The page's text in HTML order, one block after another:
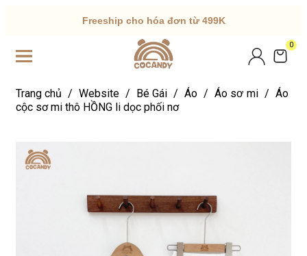
Freeship cho hóa đơn từ 499K
0
Trang chủ / Website / Bé Gái / Áo / Áo sơ mi / Áo
cộc sơ mi thô HỒNG li dọc phối nơ